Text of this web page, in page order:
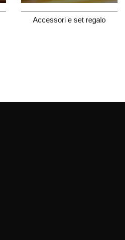
Accessori e set regalo